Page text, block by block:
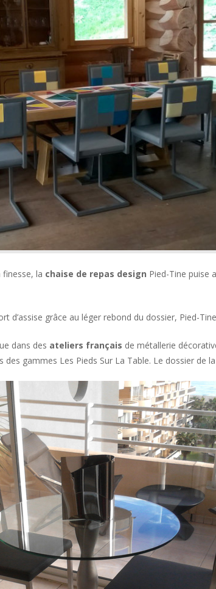
la chaise de repas design Pied-Tine puise
d’assise grâce au léger rebond du dossier, Pied-
dans des ateliers français de métallerie
gammes Les Pieds Sur La Table. Le dossier de